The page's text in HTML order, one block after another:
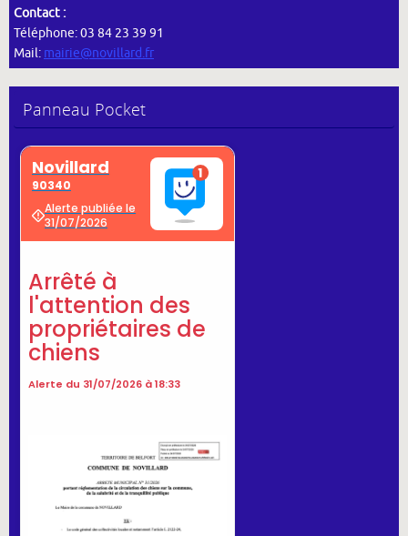
Contact :
Téléphone: 03 84 23 39 91
Mail: mairie@novillard.fr
Panneau Pocket